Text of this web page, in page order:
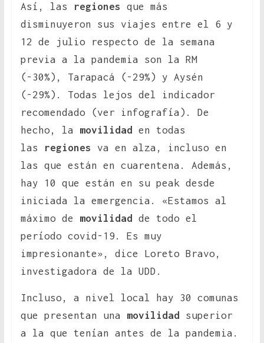
Así, las regiones que más
disminuyeron sus viajes entre el 6 y
12 de julio respecto de la semana
previa a la pandemia son la RM
(-30%), Tarapacá (-29%) y Aysén
(-29%). Todas lejos del indicador
recomendado (ver infografía). De
hecho, la movilidad
en todas
las
regiones va en alza, incluso en
las que están en cuarentena. Además,
hay 10 que están en su peak desde
iniciada la emergencia. «Estamos al
máximo de movilidad
de todo el
período covid-19. Es muy
impresionante», dice Loreto Bravo,
investigadora de la UDD.
Incluso, a nivel local hay 30 comunas
que presentan una movilidad
superior
a la que tenían antes de la pandemia.